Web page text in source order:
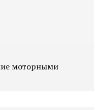
моторными